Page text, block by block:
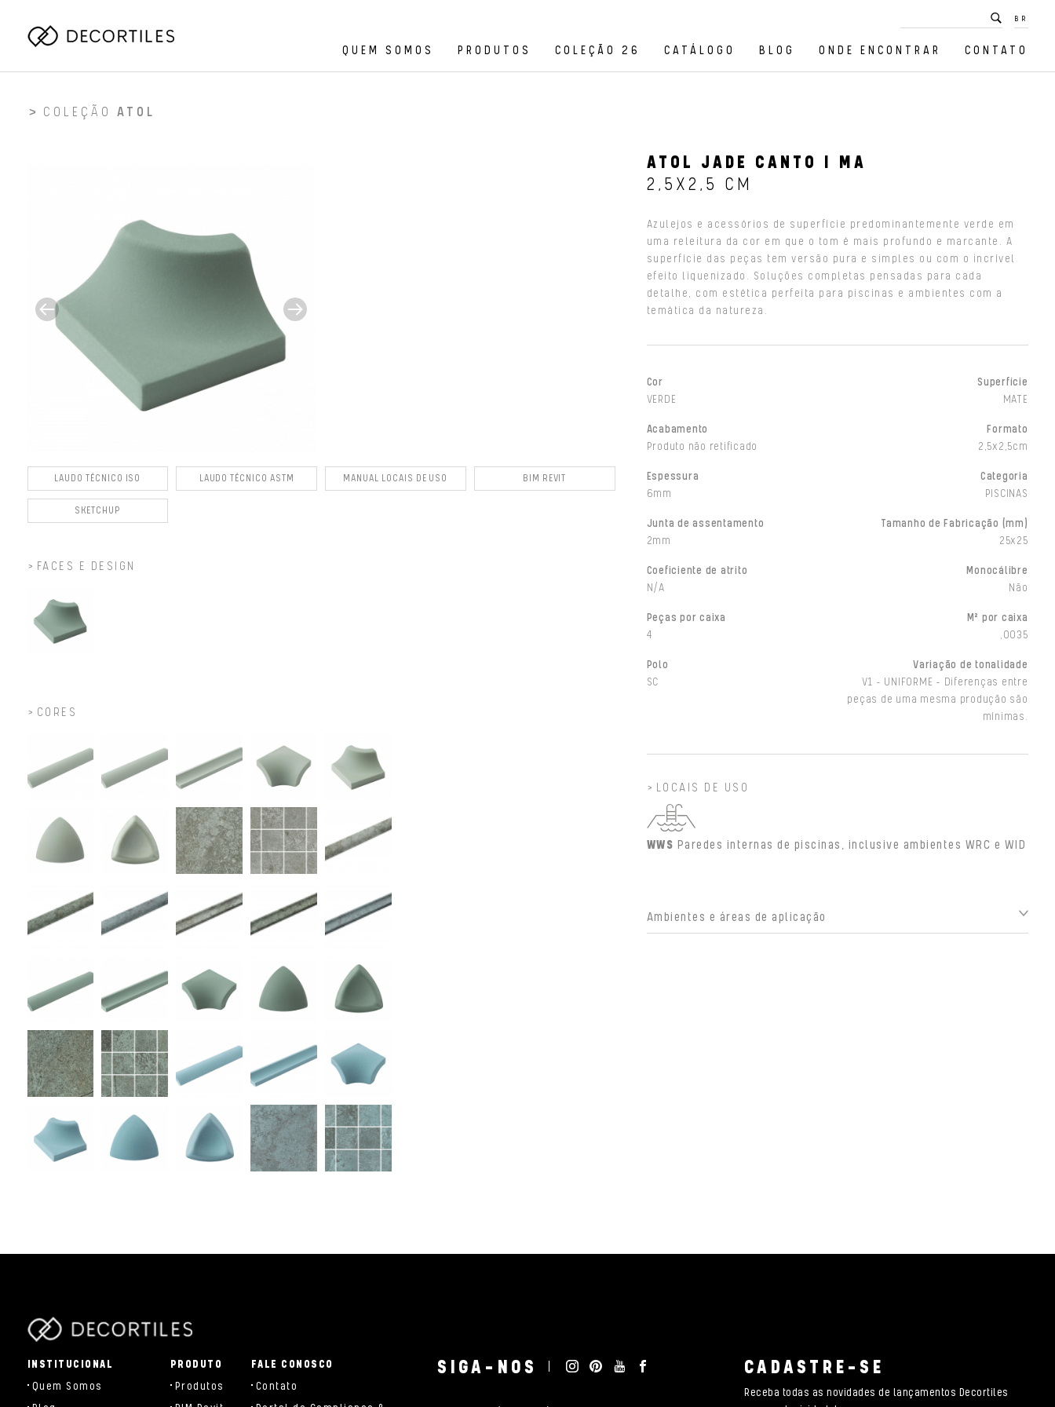
BR
QUEM SOMOS PRODUTOS COLEÇÃO 26 CATÁLOGO BLOG ONDE ENCONTRAR CONTATO
COLEÇÃO ATOL
LAUDO TÉCNICO ISO LAUDO TÉCNICO ASTM MANUAL LOCAIS DE USO BIM REVIT
SKETCHUP
FACES E DESIGN
CORES
ATOL JADE CANTO I MA
2,5X2,5 CM
Azulejos e acessórios de superfície predominantemente verde em
uma releitura da cor em que o tom é mais profundo e marcante. A
superfície das peças tem versão pura e simples ou com o incrível
efeito liquenizado. Soluções completas pensadas para cada
detalhe, com estética perfeita para piscinas e ambientes com a
temática da natureza.
Cor
VERDE
Superfície
MATE
Acabamento
Produto não retificado
Formato
2,5x2,5cm
Espessura
6mm
Categoria
PISCINAS
Junta de assentamento
2mm
Tamanho de Fabricação (mm)
25x25
Coeficiente de atrito
N/A
Monocálibre
Não
Peças por caixa
4
M² por caixa
,0035
Polo
SC
Variação de tonalidade
V1 - UNIFORME - Diferenças entre
peças de uma mesma produção são
mínimas.
LOCAIS DE USO
WWS Paredes internas de piscinas, inclusive ambientes WRC e WID
Ambientes e áreas de aplicação
INSTITUCIONAL
Quem Somos
PRODUTO
Produtos
FALE CONOSCO
Contato
SIGA-NOS CADASTRE-SE
Receba todas as novidades de lançamentos Decortiles